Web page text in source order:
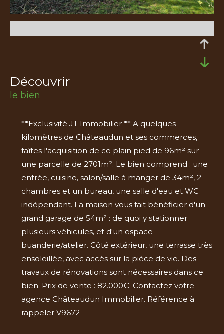
découvrir
le bien
**Exclusivité JT Immobilier ** A quelques
kilomètres de Châteaudun et ses commerces,
faîtes l'acquisition de ce plain pied de 96m² sur
une parcelle de 2701m². Le bien comprend : une
entrée, cuisine, salon/salle à manger de 34m², 2
chambres et un bureau, une salle d'eau et WC
indépendant. La maison vous fait bénéficier d'un
grand garage de 54m² : de quoi y stationner
plusieurs véhicules, et d'un espace
buanderie/atelier. Côté extérieur, une terrasse très
ensoleillée, avec accès sur la pièce de vie. Des
travaux de rénovations sont nécessaires dans ce
bien. Prix de vente : 82.000€. Contactez votre
agence Châteaudun Immobilier. Référence à
rappeler V9672